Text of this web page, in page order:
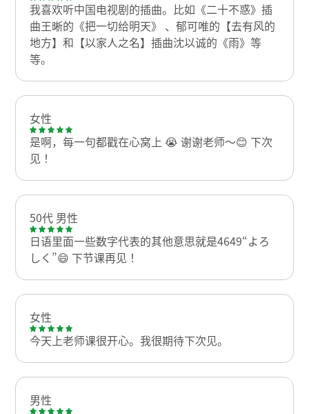
我喜欢听中国电视剧的插曲。比如《二十不惑》插
曲王晰的《把一切给明天》 、郁可唯的【去有风的
地方】和【以家人之名】插曲沈以诚的《雨》等
等。
女性
是啊，每一句都戳在心窝上 😭 谢谢老师～😊 下次
见！
50代 男性
日语里面一些数字代表的其他意思就是4649“よろ
しく”😄 下节课再见！
女性
今天上老师课很开心。我很期待下次见。
男性